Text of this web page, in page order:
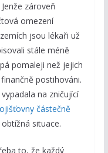
zároveň
omezení
jsou lékaři už
stále méně
pomaleji než jejich
postihováni.
na zničující
částečně
situace.
to, že každý